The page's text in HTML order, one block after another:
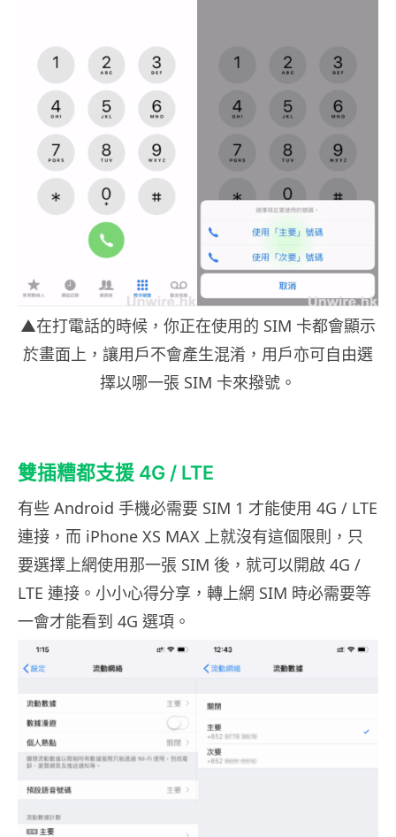
▲在打電話的時候，你正在使用的 SIM 卡都會顯示
於畫面上，讓用戶不會產生混淆，用戶亦可自由選
擇以哪一張 SIM 卡來撥號。
雙插糟都支援 4G / LTE
有些 Android 手機必需要 SIM 1 才能使用 4G / LTE
連接，而 iPhone XS MAX 上就沒有這個限則，只
要選擇上網使用那一張 SIM 後，就可以開啟 4G /
LTE 連接。小小心得分享，轉上網 SIM 時必需要等
一會才能看到 4G 選項。